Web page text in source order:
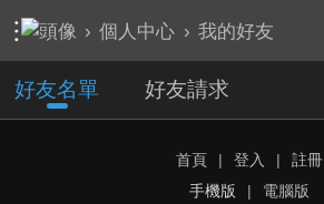
› 個人中心 › 我的好友
好友名單 好友請求
首頁 | 登入 |
註冊
手機版
| 電腦版